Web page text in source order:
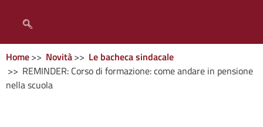
Home Novità
Le bacheca sindacale
REMINDER: Corso di formazione: come andare in pensione
nella scuola